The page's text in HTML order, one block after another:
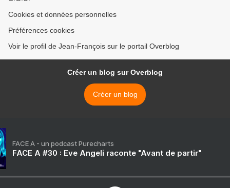
Cookies et données personnelles
Préférences cookies
Voir le profil de Jean-François sur le portail Overblog
Créer un blog sur Overblog
Créer un blog
FACE A - un podcast Purecharts
FACE A #30 : Eve Angeli raconte "Avant de partir"